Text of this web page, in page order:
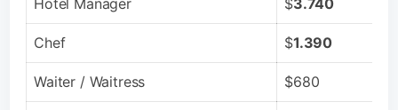
Chef $1.390
Waiter / Waitress $680